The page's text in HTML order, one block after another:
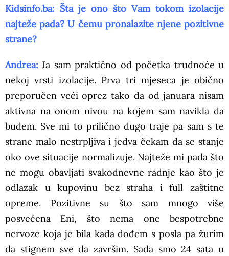
Kidsinfo.ba: Šta je ono što Vam tokom izolacije
najteže pada? U čemu pronalazite njene pozitivne
strane?
Andrea: Ja sam praktično od početka trudnoće u
nekoj vrsti izolacije. Prva tri mjeseca je obično
preporučen veći oprez tako da od januara nisam
aktivna na onom nivou na kojem sam navikla da
budem. Sve mi to prilično dugo traje pa sam s te
strane malo nestrpljiva i jedva čekam da se stanje
oko ove situacije normalizuje. Najteže mi pada što
ne mogu obavljati svakodnevne radnje kao što je
odlazak u kupovinu bez straha i full zaštitne
opreme. Pozitivne su što sam mnogo više
posvećena Eni, što nema one bespotrebne
nervoze koja je bila kada dođem s posla pa žurim
da stignem sve da završim. Sada smo 24 sata u